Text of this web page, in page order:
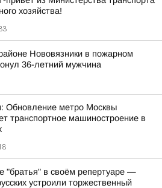
хозяйства!
Нововязники в пожарном
36-летний мужчина
Обновление метро Москвы
транспортное машиностроение в
"братья" в своём репертуаре —
устроили торжественный